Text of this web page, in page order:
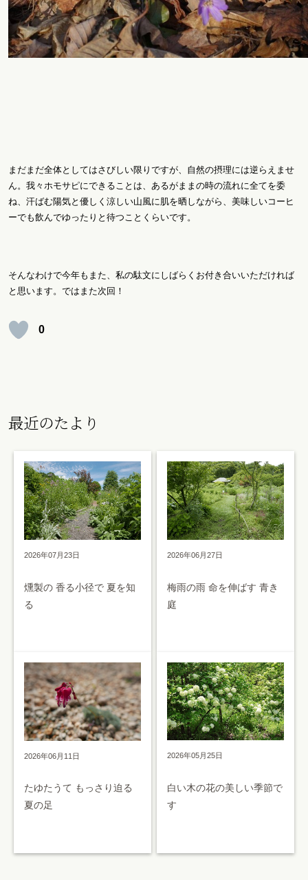
まだまだ全体としてはさびしい限りですが、自然の摂理には逆らえませ
ん。我々ホモサピにできることは、あるがままの時の流れに全てを委
ね、汗ばむ陽気と優しく涼しい山風に肌を晒しながら、美味しいコーヒ
ーでも飲んでゆったりと待つことくらいです。
そんなわけで今年もまた、私の駄文にしばらくお付き合いいただければ
と思います。ではまた次回！
0
最近のたより
2026年07月23日
燻製の 香る小径で 夏を知
る
2026年06月27日
梅雨の雨 命を伸ばす 青き
庭
2026年06月11日
たゆたうて もっさり迫る
夏の足
2026年05月25日
白い木の花の美しい季節で
す